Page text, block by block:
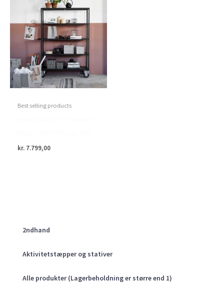
2ndhand
Aktivitetstæpper og stativer
Alle produkter (Lagerbeholdning er større end 1)
Best selling products
kr. 7.799,00